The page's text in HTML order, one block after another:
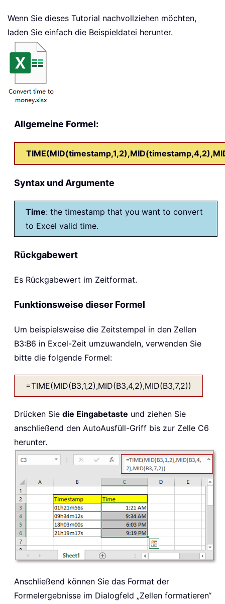
Wenn Sie dieses Tutorial nachvollziehen möchten,
laden Sie einfach die Beispieldatei herunter.
Allgemeine Formel:
Syntax und Argumente
Time: the timestamp that you want to convert
to Excel valid time.
Rückgabewert
Es Rückgabewert im Zeitformat.
Funktionsweise dieser Formel
Um beispielsweise die Zeitstempel in den Zellen
B3:B6 in Excel-Zeit umzuwandeln, verwenden Sie
bitte die folgende Formel:
=TIME(MID(B3,1,2),MID(B3,4,2),MID(B3,7,2))
Drücken Sie die Eingabetaste und ziehen Sie
anschließend den AutoAusfüll-Griff bis zur Zelle C6
herunter.
Anschließend können Sie das Format der
Formelergebnisse im Dialogfeld „Zellen formatieren“